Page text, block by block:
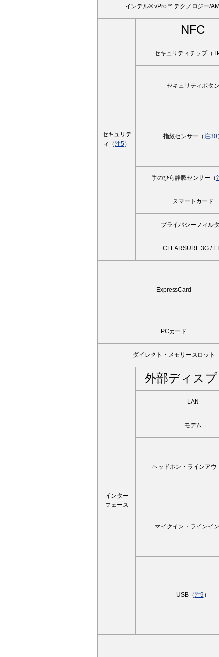
インテル® vPro™ テクノロジー/
セキュリテ
ィ（注5）
NFC
セキュリティチップ（
セキュリティボタン
指紋センサー（注30
手のひら静脈センサー（
スマートカード
プライバシーフィル
CLEARSURE 3G /
ExpressCard
PCカード
ダイレクト・メモリースロット
インター
フェース
外部ディス
LAN
モデム
ヘッドホン・ラインアウ
マイクイン・ラインイ
USB（注9 ）